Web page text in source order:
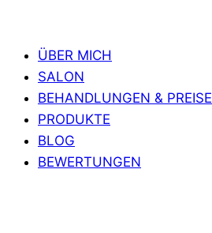
ÜBER MICH
SALON
BEHANDLUNGEN & PREISE
PRODUKTE
BLOG
BEWERTUNGEN